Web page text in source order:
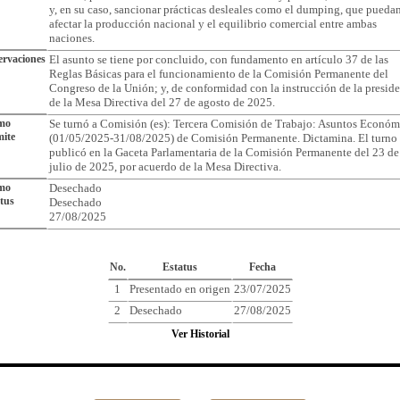
y, en su caso, sancionar prácticas desleales como el dumping, que puedan
afectar la producción nacional y el equilibrio comercial entre ambas
naciones.
El asunto se tiene por concluido, con fundamento en artículo 37 de las
Reglas Básicas para el funcionamiento de la Comisión Permanente del
Congreso de la Unión; y, de conformidad con la instrucción de la
de la Mesa Directiva del 27 de agosto de 2025.
Se turnó a Comisión (es): Tercera Comisión de Trabajo: Asuntos
(01/05/2025-31/08/2025) de Comisión Permanente. Dictamina. El turno
publicó en la Gaceta Parlamentaria de la Comisión Permanente del 23 de
julio de 2025, por acuerdo de la Mesa Directiva.
Desechado
Desechado
27/08/2025
No. Estatus Fecha
1 Presentado en origen 23/07/2025
2
Desechado 27/08/2025
Ver Historial